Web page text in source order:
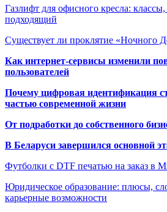
Газлифт для офисного кресла:
подходящий
Существует ли проклятие «Ночного
Как интернет-сервисы изменили
пользователей
Почему цифровая идентификация
частью современной жизни
От подработки до собственного
В Беларуси завершился основной
Футболки с DTF печатью на заказ в
Юридическое образование: плюсы,
карьерные возможности